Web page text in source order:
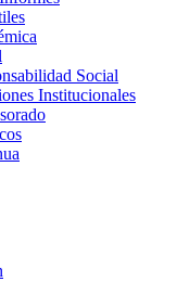
Social
Institucionales